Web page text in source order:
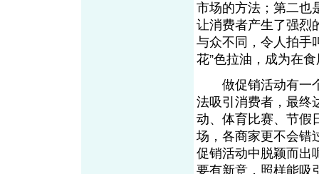
市场的方法；第二也
让消费者产生了强烈
与众不同，令人拍手
花”色拉油，成为在
做促销活动有一个
法吸引消费者，最终
动、体育比赛、节假
场，各商家更不会错
促销活动中脱颖而出
要有新意，照样能吸